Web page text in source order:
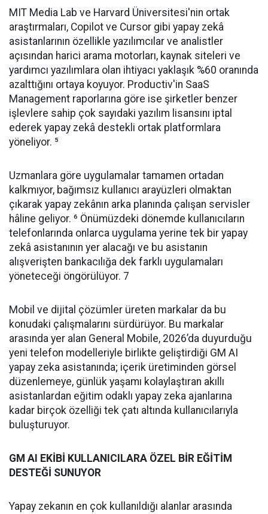
MIT Media Lab ve Harvard Üniversitesi'nin ortak
araştırmaları, Copilot ve Cursor gibi yapay zekâ
asistanlarının özellikle yazılımcılar ve analistler
açısından harici arama motorları, kaynak siteleri ve
yardımcı yazılımlara olan ihtiyacı yaklaşık %60 oranında
azalttığını ortaya koyuyor. Productiv'in SaaS
Management raporlarına göre ise şirketler benzer
işlevlere sahip çok sayıdaki yazılım lisansını iptal
ederek yapay zekâ destekli ortak platformlara
yöneliyor. ⁵
Uzmanlara göre uygulamalar tamamen ortadan
kalkmıyor, bağımsız kullanıcı arayüzleri olmaktan
çıkarak yapay zekânın arka planında çalışan servisler
hâline geliyor. ⁶ Önümüzdeki dönemde kullanıcıların
telefonlarında onlarca uygulama yerine tek bir yapay
zekâ asistanının yer alacağı ve bu asistanın
alışverişten bankacılığa dek farklı uygulamaları
yöneteceği öngörülüyor. 7
Mobil ve dijital çözümler üreten markalar da bu
konudaki çalışmalarını sürdürüyor. Bu markalar
arasında yer alan General Mobile, 2026’da duyurduğu
yeni telefon modelleriyle birlikte geliştirdiği GM AI
yapay zeka asistanında; içerik üretiminden görsel
düzenlemeye, günlük yaşamı kolaylaştıran akıllı
asistanlardan eğitim odaklı yapay zeka ajanlarına
kadar birçok özelliği tek çatı altında kullanıcılarıyla
buluşturuyor.
GM AI EKİBİ KULLANICILARA ÖZEL BİR EĞİTİM
DESTEĞİ SUNUYOR
Yapay zekanın en çok kullanıldığı alanlar arasında